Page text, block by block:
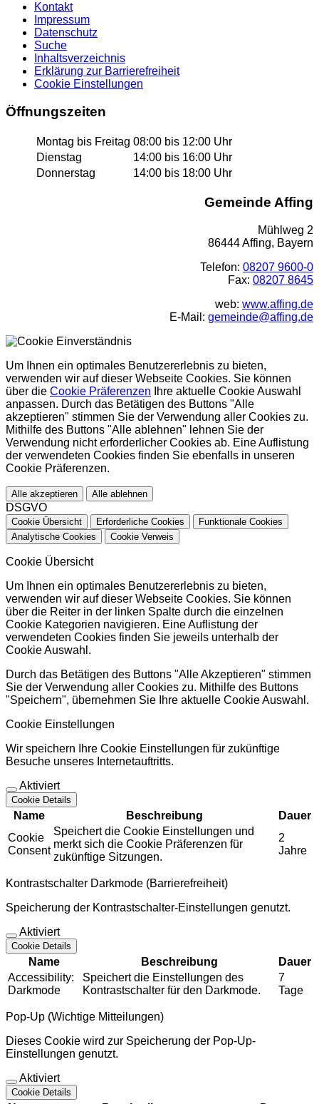
Kontakt
Impressum
Datenschutz
Suche
Inhaltsverzeichnis
Erklärung zur Barrierefreiheit
Cookie Einstellungen
Öffnungszeiten
Montag bis Freitag 08:00 bis 12:00 Uhr
Dienstag
14:00 bis 16:00 Uhr
Donnerstag
14:00 bis 18:00 Uhr
Gemeinde Affing
Mühlweg 2
86444 Affing, Bayern
Telefon: 08207 9600-0
Fax: 08207 8645
web: www.affing.de
E-Mail: gemeinde@affing.de
Um Ihnen ein optimales Benutzererlebnis zu bieten,
verwenden wir auf dieser Webseite Cookies. Sie können
über die Cookie Präferenzen Ihre aktuelle Cookie Auswahl
anpassen. Durch das Betätigen des Buttons "Alle
akzeptieren" stimmen Sie der Verwendung aller Cookies zu.
Mithilfe des Buttons "Alle ablehnen" lehnen Sie der
Verwendung nicht erforderlicher Cookies ab. Eine Auflistung
der verwendeten Cookies finden Sie ebenfalls in unseren
Cookie Präferenzen.
Alle akzeptieren Alle ablehnen
DSGVO
Cookie Übersicht Erforderliche Cookies
Funktionale Cookies
Analytische Cookies
Cookie Verweis
Cookie Übersicht
Um Ihnen ein optimales Benutzererlebnis zu bieten,
verwenden wir auf dieser Webseite Cookies. Sie können
über die Reiter in der linken Spalte durch die einzelnen
Cookie Kategorien navigieren. Eine Auflistung der
verwendeten Cookies finden Sie jeweils unterhalb der
Cookie Auswahl.
Durch das Betätigen des Buttons "Alle Akzeptieren" stimmen
Sie der Verwendung aller Cookies zu. Mithilfe des Buttons
"Speichern", übernehmen Sie Ihre aktuelle Cookie Auswahl.
Cookie Einstellungen
Wir speichern Ihre Cookie Einstellungen für zukünftige
Besuche unseres Internetauftritts.
Aktiviert
Cookie Details
Name Beschreibung
Dauer
Cookie
Consent
Speichert die Cookie Einstellungen und
merkt sich die Cookie Präferenzen für
zukünftige Sitzungen.
2
Jahre
Kontrastschalter Darkmode (Barrierefreiheit)
Speicherung der Kontrastschalter-Einstellungen genutzt.
Aktiviert
Cookie Details
Name Beschreibung
Dauer
Accessibility:
Darkmode
Speichert die Einstellungen des
Kontrastschalter für den Darkmode.
7
Tage
Pop-Up (Wichtige Mitteilungen)
Dieses Cookie wird zur Speicherung der Pop-Up-
Einstellungen genutzt.
Aktiviert
Cookie Details